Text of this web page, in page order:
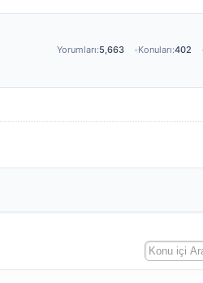
Yorumları:5,663 Konuları:402